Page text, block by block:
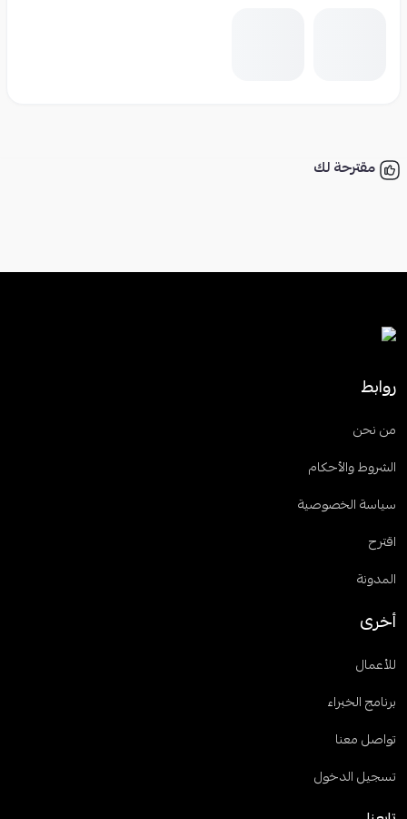
مقترحة لك
روابط
من نحن
الشروط والأحكام
سياسة الخصوصية
اقترح
المدونة
أخرى
للأعمال
برنامج الخبراء
تواصل معنا
تسجيل الدخول